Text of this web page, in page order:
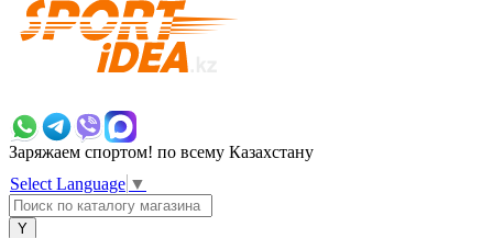
Заряжаем спортом! по всему Казахстану
Select Language ▼